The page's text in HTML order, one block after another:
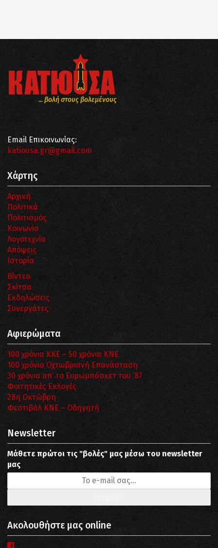
... βολή στους βολεμένους
Email Επικοινωνίας:
katiousa.gr@gmail.com
Χάρτης
Αρχική
Πολιτικά
Πολιτισμός
Κοινωνία
Λογοτεχνία
Απόψεις
Ιστορία
Βίντεο
Σκίτσα
Εκδηλώσεις
Συνεργάτες
Αφιερώματα
100 χρόνια ΚΚΕ – 50 χρόνια ΚΝΕ
100 χρόνια Οχτωβριανή Επανάσταση
30 χρόνια απ’ το Ευρωμπάσκετ του ΄87
Φοιτητικές Εκλογές
28η Οκτώβρη
Φεστιβάλ ΚΝΕ – Οδηγητή
Newsletter
Μάθετε πρώτοι τις "βολές" μας μέσω του newsletter
μας
Ακολουθήστε μας online